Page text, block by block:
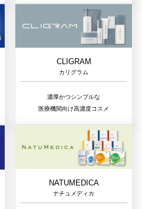
CLIGRAM
カリグラム
濃厚かつシンプルな
医療機関向け高濃度コスメ
NATUMEDICA
ナチュメディカ